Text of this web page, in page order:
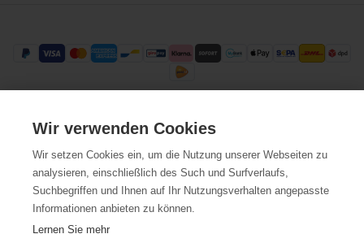
Wir verwenden Cookies
Wir setzen Cookies ein, um die Nutzung unserer Webseiten zu
analysieren, einschließlich des Such und Surfverlaufs,
Suchbegriffen und Ihnen auf Ihr Nutzungsverhalten angepasste
Informationen anbieten zu können.
Lernen Sie mehr
Trustpilot